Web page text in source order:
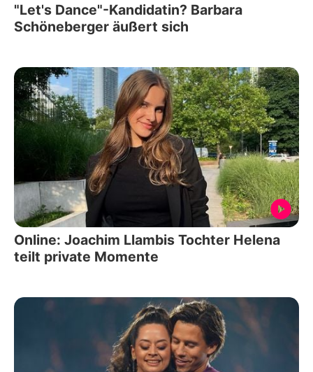
"Let's Dance"-Kandidatin? Barbara
Schöneberger äußert sich
Online: Joachim Llambis Tochter Helena
teilt private Momente